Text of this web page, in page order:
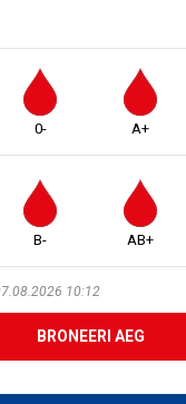
0- A+
B- AB+
10:12
BRONEERI AEG